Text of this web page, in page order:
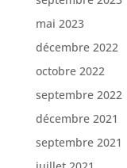
mai 2023
décembre 2022
octobre 2022
septembre 2022
décembre 2021
septembre 2021